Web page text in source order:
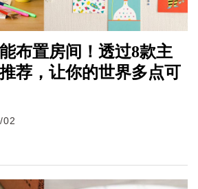
布置房间！透过8款主
荐，让你的世界多点可
02